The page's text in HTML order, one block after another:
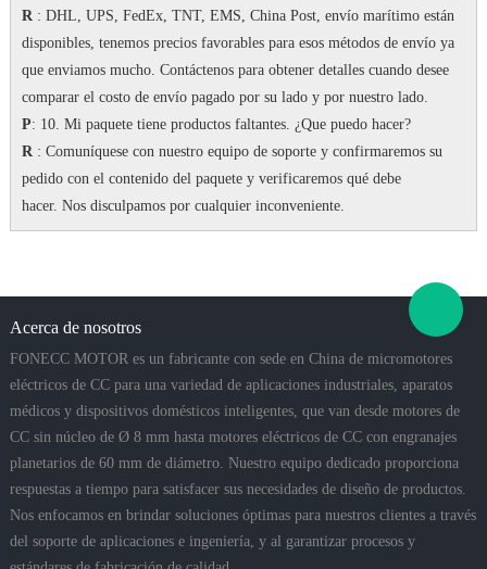
R: DHL, UPS, FedEx, TNT, EMS, China Post, envío marítimo están
disponibles, tenemos precios favorables para esos métodos de envío ya
que enviamos mucho. Contáctenos para obtener detalles cuando desee
comparar el costo de envío pagado por su lado y por nuestro lado.
P: 10. Mi paquete tiene productos faltantes. ¿Que puedo hacer?
R: Comuníquese con nuestro equipo de soporte y confirmaremos su
pedido con el contenido del paquete y verificaremos qué debe
hacer. Nos disculpamos por cualquier inconveniente.
Acerca de nosotros
FONECC MOTOR es un fabricante con sede en China de micromotores
eléctricos de CC para una variedad de aplicaciones industriales, aparatos
médicos y dispositivos domésticos inteligentes, que van desde motores de
CC sin núcleo de Ø 8 mm hasta motores eléctricos de CC con engranajes
planetarios de 60 mm de diámetro. Nuestro equipo dedicado proporciona
respuestas a tiempo para satisfacer sus necesidades de diseño de productos.
Nos enfocamos en brindar soluciones óptimas para nuestros clientes a través
del soporte de aplicaciones e ingeniería, y al garantizar procesos y